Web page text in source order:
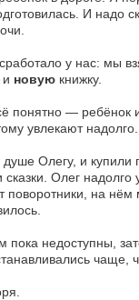
И
у нас: мы
и новую книжку.
— ребёнок
увлекают надолго.
Олегу, и купили
сказки. Олег
поворотники, на
пока недоступны,
чаще,